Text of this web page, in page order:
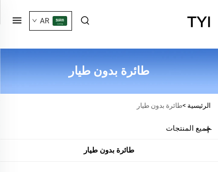
AR
طائرة بدون طيار
الرئيسية >طائرة بدون طيار
جميع المنتجات
طائرة بدون طيار